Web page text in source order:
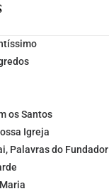
os Santos
Igreja
Palavras do Fundador